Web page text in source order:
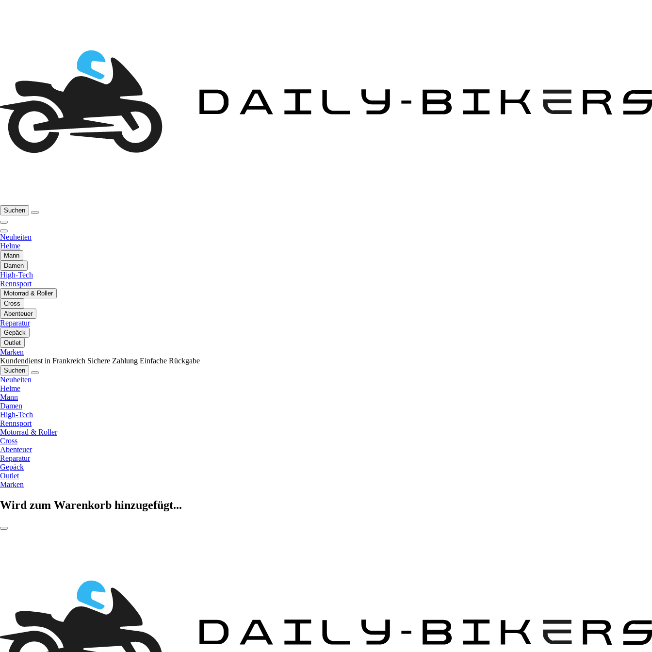
Suchen
Neuheiten
Helme
Mann
Damen
High-Tech
Rennsport
Motorrad & Roller
Cross
Abenteuer
Reparatur
Gepäck
Outlet
Marken
Kundendienst in Frankreich Sichere Zahlung Einfache Rückgabe
Suchen
Neuheiten
Helme
Mann
Damen
High-Tech
Rennsport
Motorrad & Roller
Cross
Abenteuer
Reparatur
Gepäck
Outlet
Marken
Wird zum Warenkorb hinzugefügt...